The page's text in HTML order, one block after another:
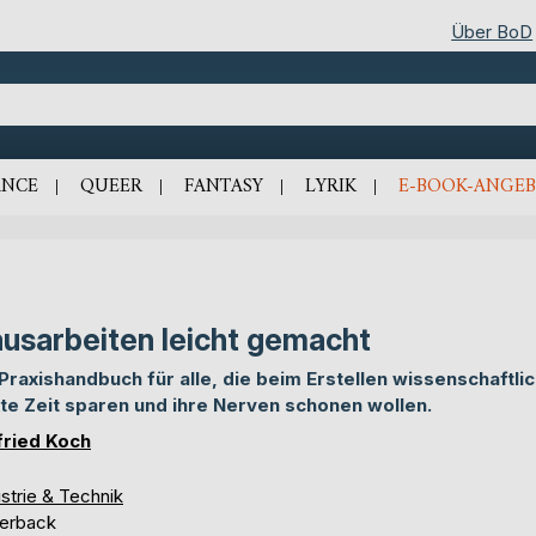
Über BoD
QUEER FANTASY LYRIK E-BOOK-
leicht gemacht
für alle, die beim Erstellen
Zeit sparen und ihre Nerven schonen wollen.
Koch
& Technik